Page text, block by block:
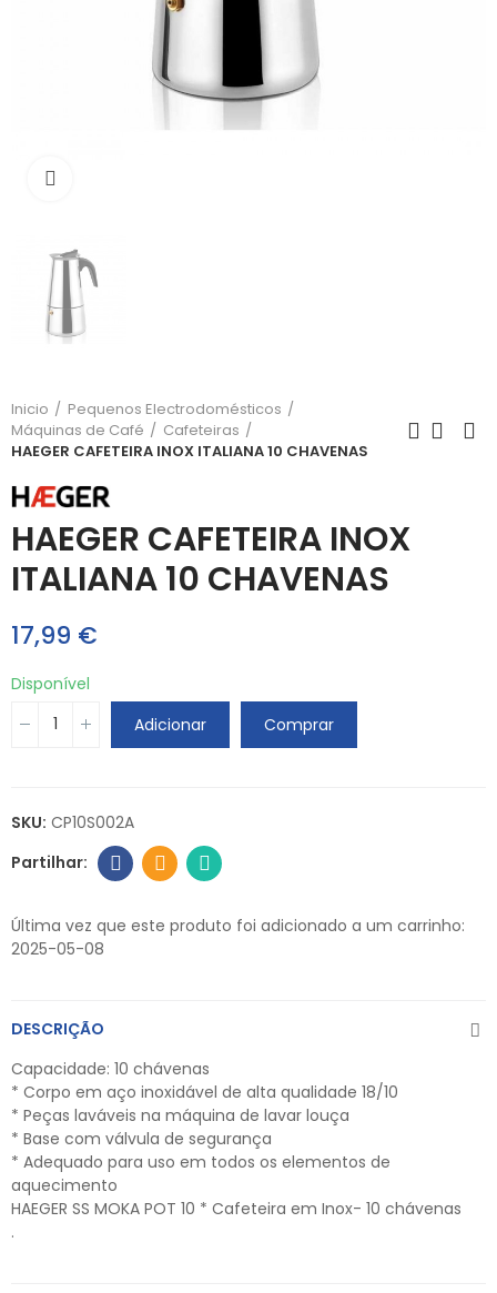
Inicio
Pequenos Electrodomésticos
Máquinas de Café
Cafeteiras
HAEGER CAFETEIRA INOX ITALIANA 10 CHAVENAS
HAEGER CAFETEIRA INOX
ITALIANA 10 CHAVENAS
17,99 €
Disponível
Adicionar
Comprar
SKU: CP10S002A
Última vez que este produto foi adicionado a um carrinho:
2025-05-08
DESCRIÇÃO
Capacidade: 10 chávenas
* Corpo em aço inoxidável de alta qualidade 18/10
* Peças laváveis na máquina de lavar louça
* Base com válvula de segurança
* Adequado para uso em todos os elementos de
aquecimento
HAEGER SS MOKA POT 10 * Cafeteira em Inox- 10 chávenas
.